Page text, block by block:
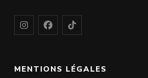
MENTIONS LÉGALES